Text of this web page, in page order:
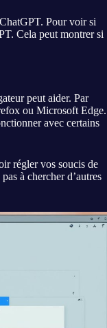
Pour voir si
Cela peut montrer si
peut aider. Par
ou Microsoft Edge.
avec certains
régler vos soucis de
à chercher d’autres